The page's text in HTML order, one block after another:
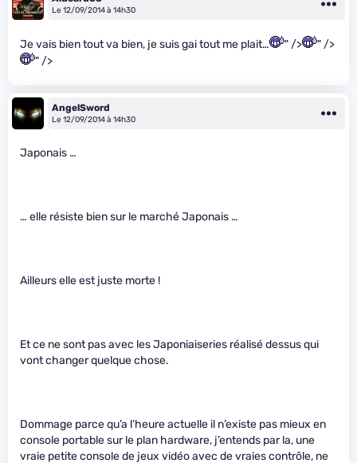
Le 12/09/2014 à 14h30
Je vais bien tout va bien, je suis gai tout me plait… " />
" />
" />
AngelSword
Le 12/09/2014 à 14h30
Japonais …
… elle résiste bien sur le marché Japonais …
Ailleurs elle est juste morte !
Et ce ne sont pas avec les Japoniaiseries réalisé dessus qui
vont changer quelque chose.
Dommage parce qu’a l’heure actuelle il n’existe pas mieux en
console portable sur le plan hardware, j’entends par la, une
vraie petite console de jeux vidéo avec de vraies contrôle, ne